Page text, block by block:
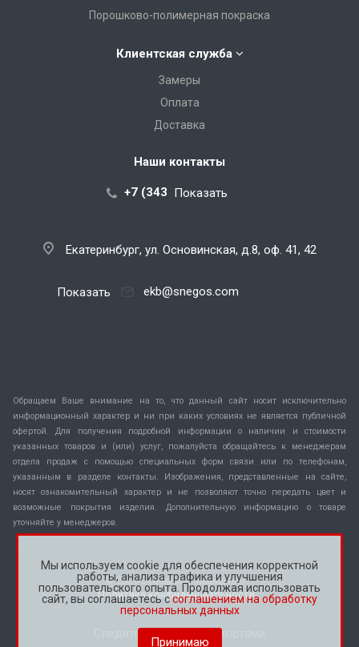
Порошково-полимерная покраска
Клиентская служба
Замеры
Оплата
Доставка
Наши контакты
+7 (343) 288-07-25
Показать
Екатеринбург, ул. Основинская, д.8, оф. 41, 42
ekb@snegos.com
Показать
Обращаем Ваше внимание на то, что данный сайт носит исключительно
информационный характер и ни при каких условиях не является публичной
офертой. Для получения подробной информации о наличии и стоимости
указанных товаров и (или) услуг, пожалуйста обращайтесь к менеджерам
отдела продаж с помощью специальных форм связи или по телефонам,
указанным в разделе контакты. Изображения, представленные на сайте,
носят ознакомительный характер и не позволяют точно передать цвет и
возможные покрытия изделия. Дополнительную информацию о товаре
уточняйте у менеджеров.
© 2026 Все права защищены.
Политика конфиденциальности
Следите за нашими новостями
Мы используем cookie для обеспечения корректной
работы, анализа трафика и улучшения
пользовательского опыта. Продолжая использовать
сайт, вы соглашаетесь ссоглашением на обработку
персональных данных
Принимаю